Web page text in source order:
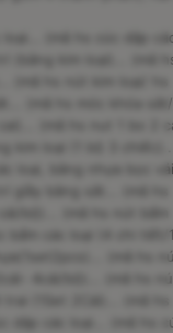
loại... (mã hs cúc dập
(bằng kim loại)...
(mã hs móc khóa
(mã hs nut 1 bo 2
loại, bằng nhựa bọc
bấm các loại (4 chi
(mã hs
4cái/bộ)... (mã hs
dập các loại... (mã hs